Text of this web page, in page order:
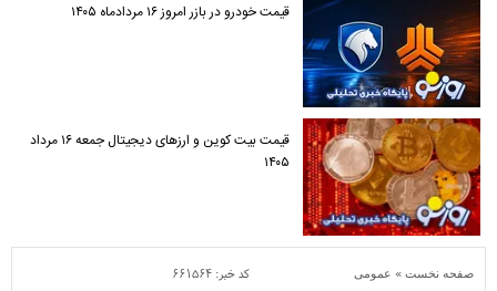
قیمت خودرو در بازر امروز ۱۶ مردادماه ۱۴۰۵
قیمت بیت کوین و ارز‌های دیجیتال جمعه ۱۶ مرداد
۱۴۰۵
صفحه نخست » عمومی کد خبر: ۶۶۱۵۶۴